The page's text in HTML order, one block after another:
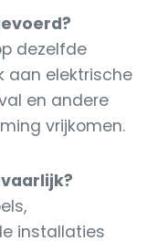
dezelfde
aan elektrische
en andere
vrijkomen.
installaties